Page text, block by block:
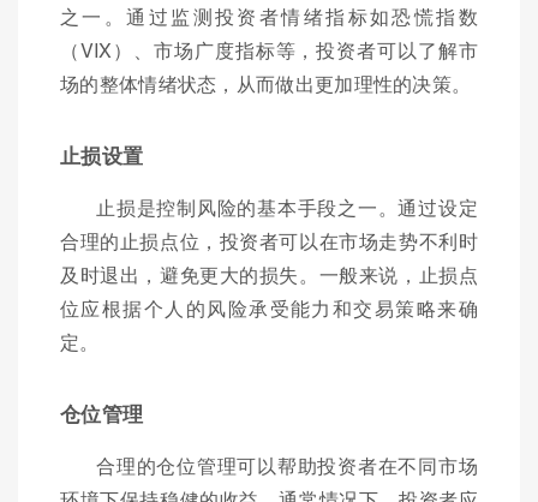
之一。通过监测投资者情绪指标如恐慌指数
（VIX）、市场广度指标等，投资者可以了解市
场的整体情绪状态，从而做出更加理性的决策。
止损设置
止损是控制风险的基本手段之一。通过设定
合理的止损点位，投资者可以在市场走势不利时
及时退出，避免更大的损失。一般来说，止损点
位应根据个人的风险承受能力和交易策略来确
定。
仓位管理
合理的仓位管理可以帮助投资者在不同市场